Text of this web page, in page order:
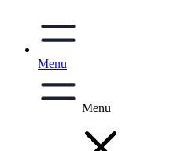
Menu
Menu